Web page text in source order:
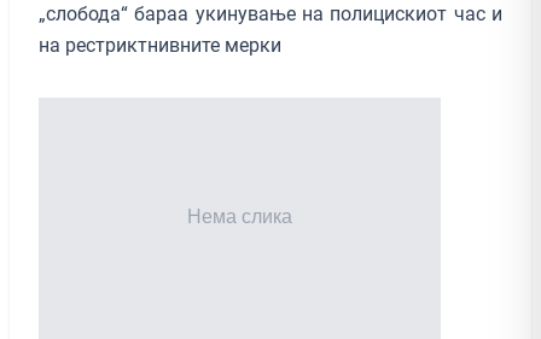
„слобода“ бараа укинување на полицискиот час и
на рестриктнивните мерки